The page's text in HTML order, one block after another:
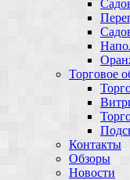
Торговое
Контакты
Обзоры
Новости